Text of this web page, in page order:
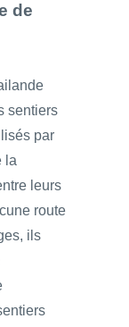
de
sentiers
par
la
leurs
route
ils